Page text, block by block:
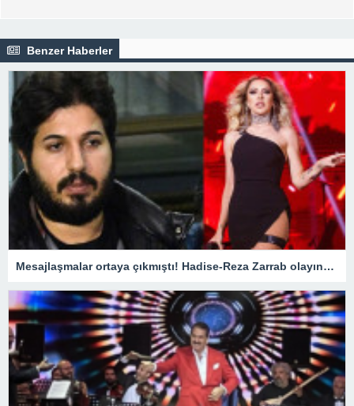
Benzer Haberler
Mesajlaşmalar ortaya çıkmıştı! Hadise-Reza Zarrab olayında flaş gelişme